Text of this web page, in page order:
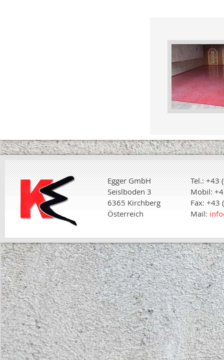
Egger GmbH
Seislboden 3
6365 Kirchberg
Österreich
Tel.: +43
Mobil:
Fax: +43
Mail: